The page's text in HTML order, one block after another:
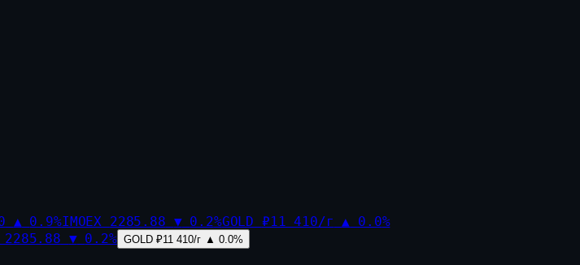
▲ 0.9%IMOEX 2285.88 ▼ 0.2%GOLD ₽11 410/г ▲ 0.0%
2285.88 ▼ 0.2% GOLD ₽11 410/г ▲ 0.0%